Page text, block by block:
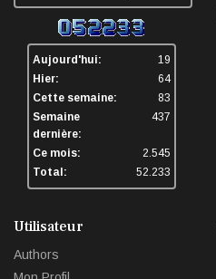
Aujourd'hui:
19
Hier:
64
Cette semaine:
83
Semaine
dernière:
437
Ce mois:
2.545
Total:
52.233
Utilisateur
Authors